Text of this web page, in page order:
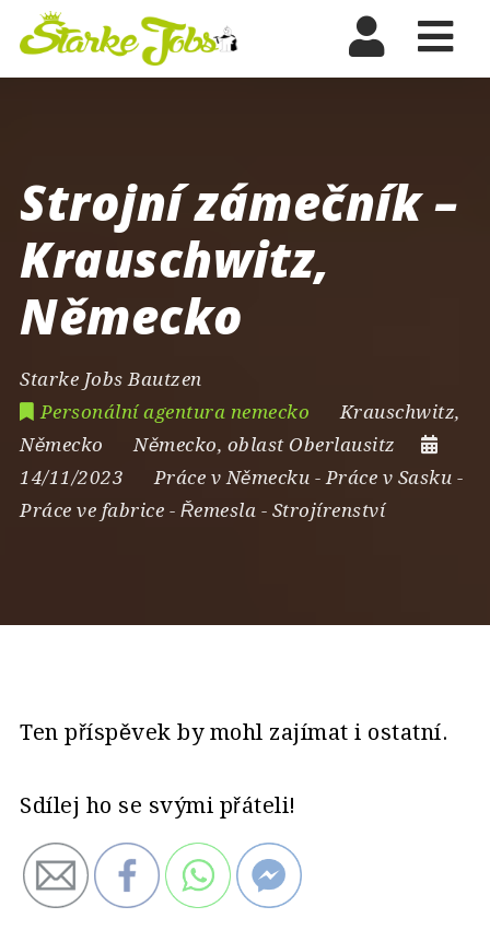
Strojní zámečník –
Krauschwitz,
Německo
Starke Jobs Bautzen
Personální agentura nemecko
Krauschwitz,
Německo
Německo, oblast Oberlausitz
14/11/2023
Práce v Německu - Práce v Sasku -
Práce ve fabrice - Řemesla - Strojírenství
Ten příspěvek by mohl zajímat i ostatní.
Sdílej ho se svými přáteli!